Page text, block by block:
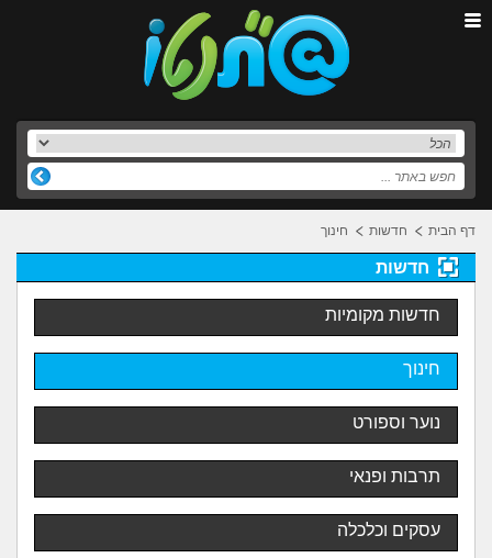
דף הבית חדשות חינוך
חדשות
חדשות מקומיות
חינוך
נוער וספורט
תרבות ופנאי
עסקים וכלכלה